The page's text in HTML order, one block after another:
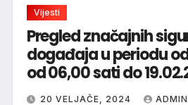
Vijesti
Pregled značajnih
događaja u periodu od 16.02.2024.
od 06,00 sati do
:
20 VELJAČE, 2024 ADMIN